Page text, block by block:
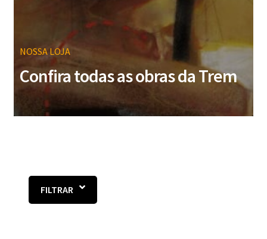
NOSSA LOJA
Confira todas as obras da Trem
FILTRAR